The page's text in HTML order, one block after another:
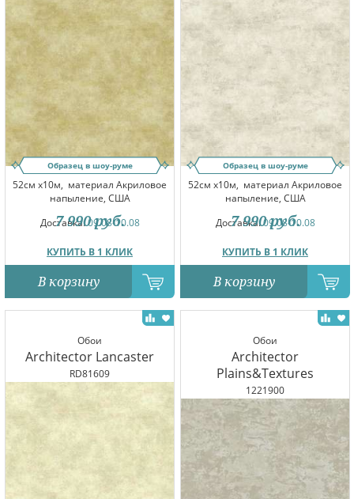
Образец в шоу-руме
52см x10м, материал Акриловое
напыление, США
Доставка:09.08-10.08
КУПИТЬ В 1 КЛИК
7 990 руб.
В корзину
Образец в шоу-руме
52см x10м, материал Акриловое
напыление, США
Доставка:09.08-10.08
КУПИТЬ В 1 КЛИК
7 990 руб.
В корзину
Обои
Architector Lancaster
RD81609
Обои
Architector
Plains&Textures
1221900